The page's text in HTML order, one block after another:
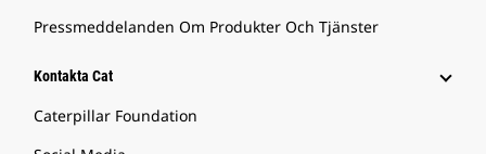
Pressmeddelanden Om Produkter Och Tjänster
Kontakta Cat
Caterpillar Foundation